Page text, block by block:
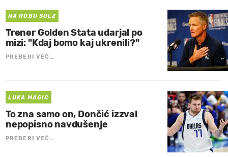
NA ROBU SOLZ
Trener Golden Stata udarjal po
mizi: "Kdaj bomo kaj ukrenili?"
PREBERI VEČ…
LUKA MAGIC
To zna samo on, Dončić izzval
nepopisno navdušenje
PREBERI VEČ…